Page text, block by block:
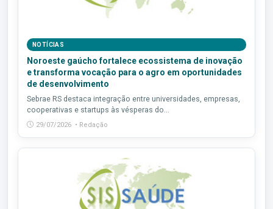
NOTÍCIAS
Noroeste gaúcho fortalece ecossistema de inovação
e transforma vocação para o agro em oportunidades
de desenvolvimento
Sebrae RS destaca integração entre universidades, empresas,
cooperativas e startups às vésperas do...
29/07/2026 • Redação